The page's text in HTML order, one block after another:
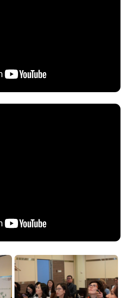
сіз жеке
келісесіз